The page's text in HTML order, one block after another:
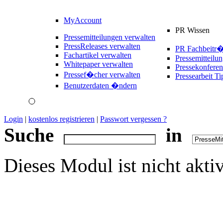
MyAccount
Pressemitteilungen verwalten
PressReleases verwalten
Fachartikel verwalten
Whitepaper verwalten
Pressef�cher verwalten
Benutzerdaten �ndern
PR Wissen
PR
Pressearbeit
Login | kostenlos registrieren | Passwort vergessen ?
Suche
in
Dieses Modul ist nicht